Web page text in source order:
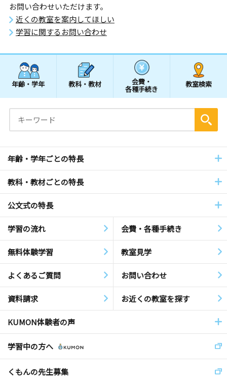
お問い合わせいただけます。
近くの教室を案内してほしい
学習に関するお問い合わせ
年齢・学年 教科・教材 会費・
各種手続き
教室検索
年齢・学年ごとの特長
教科・教材ごとの特長
公文式の特長
学習の流れ 会費・各種手続き
無料体験学習 教室見学
よくあるご質問 お問い合わせ
資料請求 お近くの教室を探す
KUMON体験者の声
学習中の方へ
くもんの先生募集